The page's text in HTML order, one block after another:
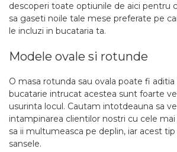
descoperi toate optiunile de aici pentru
sa gaseti noile tale mese preferate pe
le incluzi in bucataria ta.
Modele ovale si rotunde
O masa rotunda sau ovala poate fi
bucatarie intrucat acestea sunt foarte
usurinta locul. Cautam intotdeauna sa
intampinarea clientilor nostri cu cele
sa ii multumeasca pe deplin, iar acest
sansele.